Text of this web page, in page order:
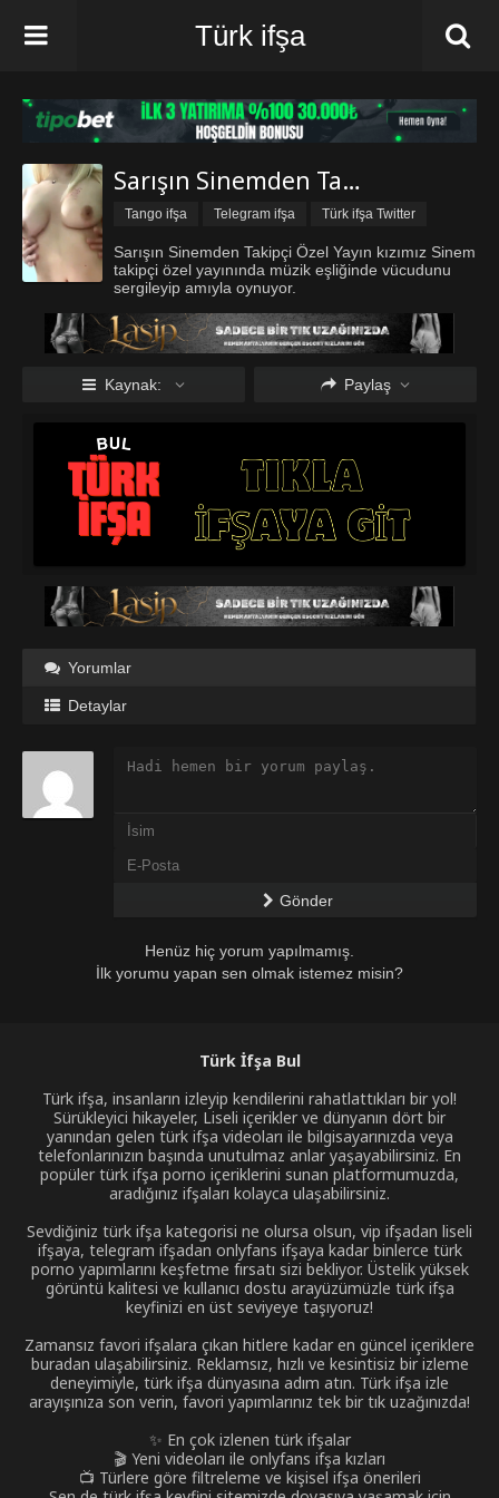
Türk ifşa
Sarışın Sinemden Takipçi Özel Yayın
Tango ifşa Telegram ifşa Türk ifşa Twitter
Türk ifşa vk
Sarışın Sinemden Takipçi Özel Yayın kızımız Sinem
takipçi özel yayınında müzik eşliğinde vücudunu
sergileyip amıyla oynuyor.
Kaynak: Paylaş
Yorumlar
Detaylar
Gönder
Henüz hiç yorum yapılmamış.
İlk yorumu yapan sen olmak istemez misin?
Türk İfşa Bul
Türk ifşa, insanların izleyip kendilerini rahatlattıkları bir yol!
Sürükleyici hikayeler, Liseli içerikler ve dünyanın dört bir
yanından gelen türk ifşa videoları ile bilgisayarınızda veya
telefonlarınızın başında unutulmaz anlar yaşayabilirsiniz. En
popüler türk ifşa porno içeriklerini sunan platformumuzda,
aradığınız ifşaları kolayca ulaşabilirsiniz.
Sevdiğiniz türk ifşa kategorisi ne olursa olsun, vip ifşadan liseli
ifşaya, telegram ifşadan onlyfans ifşaya kadar binlerce türk
porno yapımlarını keşfetme fırsatı sizi bekliyor. Üstelik yüksek
görüntü kalitesi ve kullanıcı dostu arayüzümüzle türk ifşa
keyfinizi en üst seviyeye taşıyoruz!
Zamansız favori ifşalara çıkan hitlere kadar en güncel içeriklere
buradan ulaşabilirsiniz. Reklamsız, hızlı ve kesintisiz bir izleme
deneyimiyle, türk ifşa dünyasına adım atın. Türk ifşa izle
arayışınıza son verin, favori yapımlarınız tek bir tık uzağınızda!
✨ En çok izlenen türk ifşalar
🎬 Yeni videoları ile onlyfans ifşa kızları
📺 Türlere göre filtreleme ve kişisel ifşa önerileri